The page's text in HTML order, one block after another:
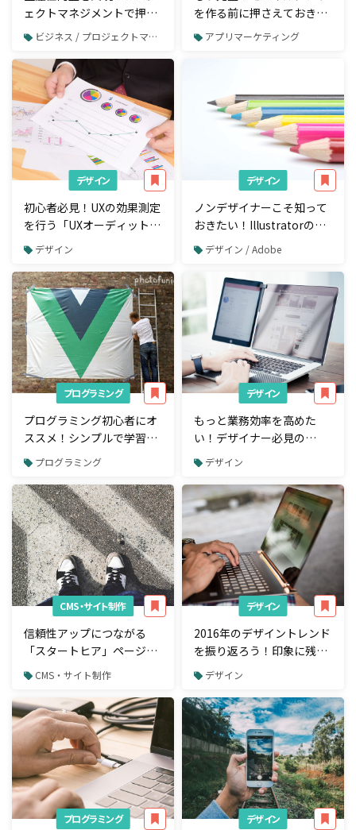
ェクトマネジメントで押さ
えたい代表的な3つの手法
ビジネス / プロジェクトマネジメント
を作る前に押さえておきた
い5つのチェックポイント
アプリマーケティング
デザイン
初心者必見！UXの効果測定
を行う「UXオーディット」
の重要チェックポイント5
デザイン
デザイン
ノンデザイナーこそ知って
おきたい！Illustratorの基
本操作＆便利な小技11選
デザイン / Adobe
プログラミング
プログラミング初心者にオ
ススメ！シンプルで学習障
壁が低いJavaScriptのフレ
徴と学習方法
プログラミング
デザイン
もっと業務効率を高めた
い！デザイナー必見の
Chrome拡張機能10選
デザイン
CMS・サイト制作
信頼性アップにつながる
「スタートヒア」ページを
サイト内に設ける5つのメ
リット
CMS・サイト制作
デザイン
2016年のデザイントレンド
を振り返ろう！印象に残る
国内・海外サイト49選
デザイン
プログラミング デザイン